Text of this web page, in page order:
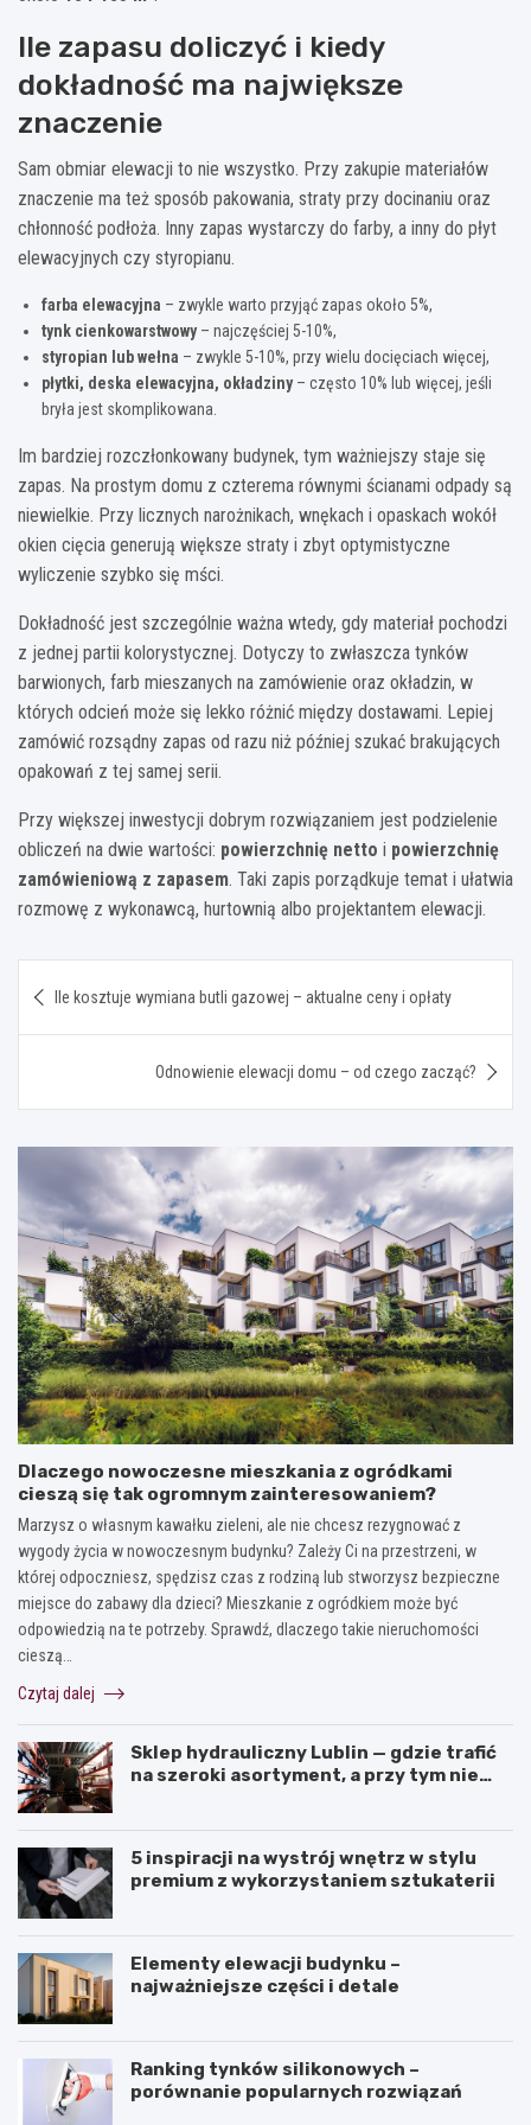
Ile zapasu doliczyć i kiedy
dokładność ma największe
znaczenie
Sam obmiar elewacji to nie wszystko. Przy zakupie materiałów
znaczenie ma też sposób pakowania, straty przy docinaniu oraz
chłonność podłoża. Inny zapas wystarczy do farby, a inny do płyt
elewacyjnych czy styropianu.
farba elewacyjna – zwykle warto przyjąć zapas około 5%,
tynk cienkowarstwowy– najczęściej 5-10%,
styropian lub wełna – zwykle 5-10%, przy wielu docięciach więcej,
płytki, deska elewacyjna, okładziny– często 10% lub więcej, jeśli
bryła jest skomplikowana.
Im bardziej rozczłonkowany budynek, tym ważniejszy staje się
zapas. Na prostym domu z czterema równymi ścianami odpady są
niewielkie. Przy licznych narożnikach, wnękach i opaskach wokół
okien cięcia generują większe straty i zbyt optymistyczne
wyliczenie szybko się mści.
Dokładność jest szczególnie ważna wtedy, gdy materiał pochodzi
z jednej partii kolorystycznej. Dotyczy to zwłaszcza tynków
barwionych, farb mieszanych na zamówienie oraz okładzin, w
których odcień może się lekko różnić między dostawami. Lepiej
zamówić rozsądny zapas od razu niż później szukać brakujących
opakowań z tej samej serii.
Przy większej inwestycji dobrym rozwiązaniem jest podzielenie
obliczeń na dwie wartości: powierzchnię netto i powierzchnię
zamówieniową z zapasem. Taki zapis porządkuje temat i ułatwia
rozmowę z wykonawcą, hurtownią albo projektantem elewacji.
wpisu
Ile kosztuje wymiana butli gazowej – aktualne ceny i opłaty
Odnowienie elewacji domu – od czego zacząć?
Dlaczego nowoczesne mieszkania z ogródkami
cieszą się tak ogromnym zainteresowaniem?
Marzysz o własnym kawałku zieleni, ale nie chcesz rezygnować z
wygody życia w nowoczesnym budynku? Zależy Ci na przestrzeni, w
której odpoczniesz, spędzisz czas z rodziną lub stworzysz bezpieczne
miejsce do zabawy dla dzieci? Mieszkanie z ogródkiem może być
odpowiedzią na te potrzeby. Sprawdź, dlaczego takie nieruchomości
cieszą…
Czytaj dalej
Sklep hydrauliczny Lublin — gdzie trafić
na szeroki asortyment, a przy tym nie
5 inspiracji na wystrój wnętrz w stylu
premium z wykorzystaniem sztukaterii
Elementy elewacji budynku –
najważniejsze części i detale
Ranking tynków silikonowych –
porównanie popularnych rozwiązań